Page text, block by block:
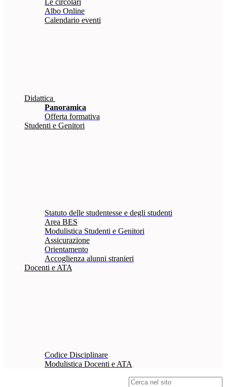
Le circolari
Albo Online
Calendario eventi
Didattica
Panoramica
Offerta formativa
Studenti e Genitori
Statuto delle studentesse e degli studenti
Area BES
Modulistica Studenti e Genitori
Assicurazione
Orientamento
Accoglienza alunni stranieri
Docenti e ATA
Codice Disciplinare
Modulistica Docenti e ATA